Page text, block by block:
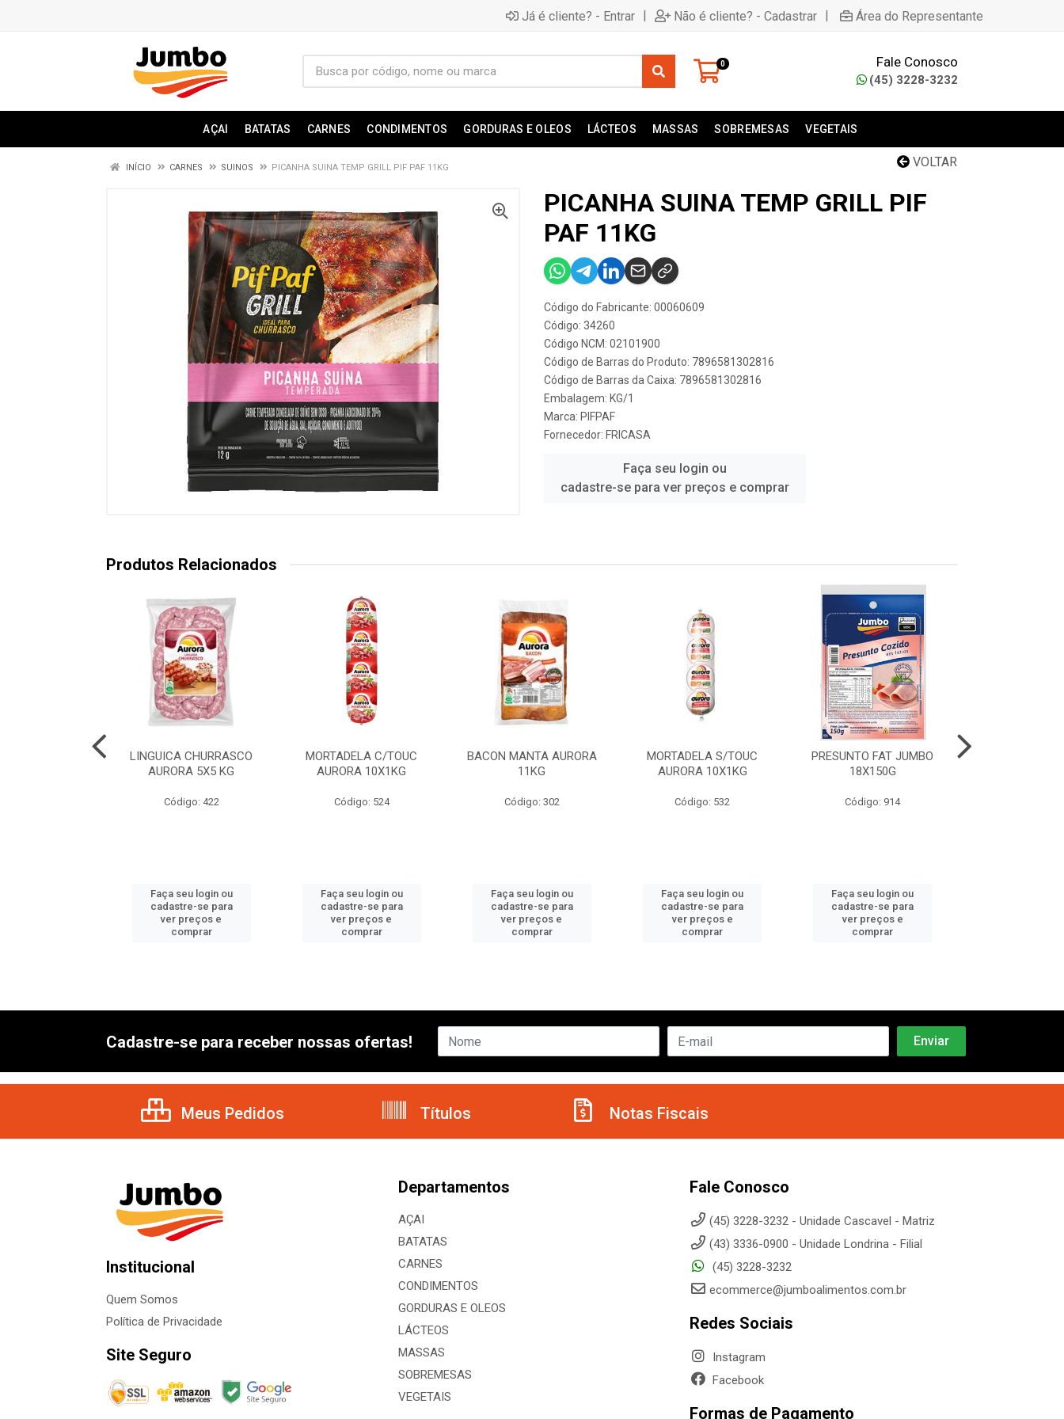
Já é cliente? - Entrar | Não é cliente? - Cadastrar | Área do Representante
0 Fale Conosco
(45) 3228-3232
AÇAI BATATAS CARNES CONDIMENTOS GORDURAS E OLEOS LÁCTEOS MASSAS SOBREMESAS VEGETAIS
VOLTAR
INÍCIO CARNES SUINOS PICANHA SUINA TEMP GRILL PIF PAF 11KG
PICANHA SUINA TEMP GRILL PIF
PAF 11KG
Código do Fabricante: 00060609
Código: 34260
Código NCM: 02101900
Código de Barras do Produto: 7896581302816
Código de Barras da Caixa: 7896581302816
Embalagem: KG/1
Marca: PIFPAF
Fornecedor: FRICASA
Faça seu login ou
cadastre-se para ver preços e comprar
Produtos Relacionados
LINGUICA CHURRASCO
AURORA 5X5 KG
Código: 422
Faça seu login ou
cadastre-se para
ver preços e
comprar
MORTADELA C/TOUC
AURORA 10X1KG
Código: 524
Faça seu login ou
cadastre-se para
ver preços e
comprar
BACON MANTA AURORA
11KG
Código: 302
Faça seu login ou
cadastre-se para
ver preços e
comprar
MORTADELA S/TOUC
AURORA 10X1KG
Código: 532
Faça seu login ou
cadastre-se para
ver preços e
comprar
PRESUNTO FAT JUMBO
18X150G
Código: 914
Faça seu login ou
cadastre-se para
ver preços e
comprar
Cadastre-se para receber nossas ofertas!
Meus Pedidos Títulos Notas Fiscais
Institucional
Quem Somos
Política de Privacidade
Site Seguro
Departamentos
AÇAI
BATATAS
CARNES
CONDIMENTOS
GORDURAS E OLEOS
LÁCTEOS
MASSAS
SOBREMESAS
VEGETAIS
Fale Conosco
(45) 3228-3232 - Unidade Cascavel - Matriz
(43) 3336-0900 - Unidade Londrina - Filial
(45) 3228-3232
ecommerce@jumboalimentos.com.br
Redes Sociais
Instagram
Facebook
Formas de Pagamento